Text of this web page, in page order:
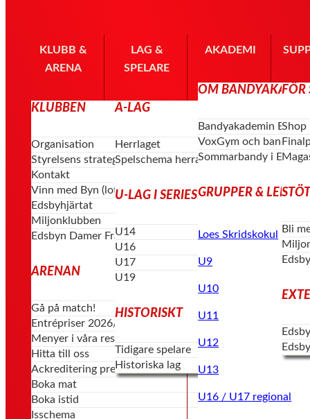
KLUBB &
ARENA
KLUBBEN
Organisation
Styrelsens strategi & vision
Kontakt
Vinn med Byn (lotterier)
Edsbyhjärtat
Miljonklubben
Edsbyn Damer Framåt
ARENAN
Gå på match!
Entrépriser 2026/27
Menyer i våra restauranger
Hitta till oss
Ackreditering press
Boka mat
Boka istid
Isschema
LAG &
SPELARE
A-LAG
Herrlaget
Spelschema herrar
U-LAG I SERIESPEL
U14
U16
U17
U19
HISTORISKT
Tidigare spelare
Historiska lag
AKADEMI
OM
Bandyakademin
VoxGym och
Sommarbandy i
GRUPPER &
Loes Skridskokul
U9
U10
U11
U12
U13
U16 / U17 regional
FÖR
Shop
Bli